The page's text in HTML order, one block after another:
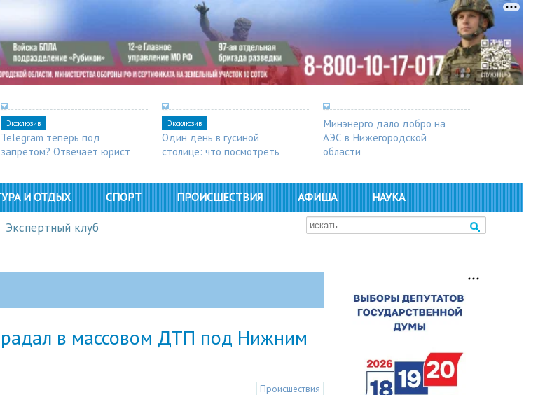
Эксклюзив
Telegram теперь под
запретом? Отвечает юрист
Эксклюзив
Один день в гусиной
столице: что посмотреть
Минэнерго дало добро на
АЭС в Нижегородской
области
И ОТДЫХ СПОРТ ПРОИСШЕСТВИЯ АФИША НАУКА
Экспертный клуб
в массовом ДТП под Нижним
Происшествия